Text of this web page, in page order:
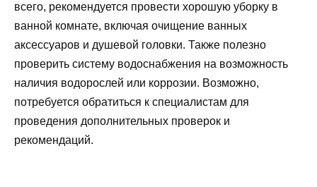
всего, рекомендуется провести хорошую уборку в
ванной комнате, включая очищение ванных
аксессуаров и душевой головки. Также полезно
проверить систему водоснабжения на возможность
наличия водорослей или коррозии. Возможно,
потребуется обратиться к специалистам для
проведения дополнительных проверок и
рекомендаций.